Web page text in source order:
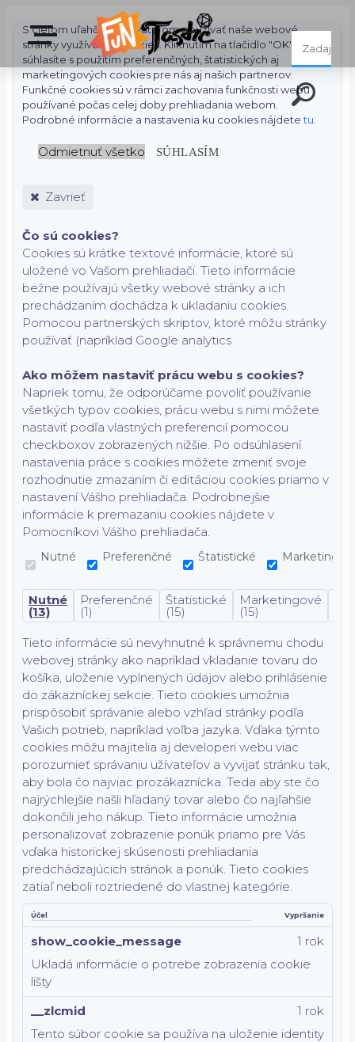
S cieľom uľahčiť používateľom používať naše webové
stránky využívame cookies. Kliknutím na tlačidlo "OK"
súhlasíte s použitím preferenčných, štatistických aj
marketingových cookies pre nás aj našich partnerov.
Funkčné cookies sú v rámci zachovania funkčnosti webu
používané počas celej doby prehliadania webom.
Podrobné informácie a nastavenia ku cookies nájdetetu
Odmietnuť všetko SÚHLASÍM
Zavrieť
Čo sú cookies?
Cookies sú krátke textové informácie, ktoré sú
uložené vo Vašom prehliadači. Tieto informácie
bežne používajú všetky webové stránky a ich
prechádzaním dochádza k ukladaniu cookies.
Pomocou partnerských skriptov, ktoré môžu stránky
používať (napríklad Google analytics
Ako môžem nastaviť prácu webu s cookies?
Napriek tomu, že odporúčame povoliť používanie
všetkých typov cookies, prácu webu s nimi môžete
nastaviť podľa vlastných preferencií pomocou
checkboxov zobrazených nižšie. Po odsúhlasení
nastavenia práce s cookies môžete zmeniť svoje
rozhodnutie zmazaním či editáciou cookies priamo v
nastavení Vášho prehliadača. Podrobnejšie
informácie k premazaniu cookies nájdete v
Pomocníkovi Vášho prehliadača.
Nutné Preferenčné Štatistické
Nutné
(13)
Preferenčné
(1)
Štatistické
(15)
Marketingové
(15)
Tieto informácie sú nevyhnutné k správnemu chodu
webovej stránky ako napríklad vkladanie tovaru do
košíka, uloženie vyplnených údajov alebo prihlásenie
do zákazníckej sekcie. Tieto cookies umožnia
prispôsobiť správanie alebo vzhľad stránky podľa
Vašich potrieb, napríklad voľba jazyka. Vďaka týmto
cookies môžu majitelia aj developeri webu viac
porozumieť správaniu užívateľov a vyvijať stránku tak,
aby bola čo najviac prozákaznícka. Teda aby ste čo
najrýchlejšie našli hľadaný tovar alebo čo najľahšie
dokončili jeho nákup. Tieto informácie umožnia
personalizovať zobrazenie ponúk priamo pre Vás
vďaka historickej skúsenosti prehliadania
predchádzajúcich stránok a ponúk. Tieto cookies
zatiaľ neboli roztriedené do vlastnej kategórie.
Účel Vypršanie
show_cookie_message
Ukladá informácie o potrebe zobrazenia cookie
lišty
1 rok
__zlcmid
Tento súbor cookie sa používa na uloženie identity
1 rok